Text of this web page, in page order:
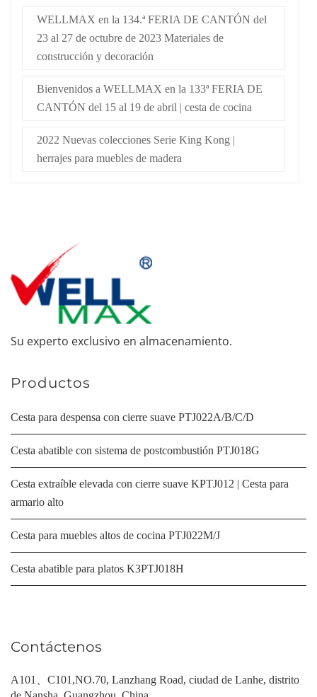
WELLMAX en la 134.ª FERIA DE CANTÓN del
23 al 27 de octubre de 2023 Materiales de
construcción y decoración
Bienvenidos a WELLMAX en la 133ª FERIA DE
CANTÓN del 15 al 19 de abril | cesta de cocina
2022 Nuevas colecciones Serie King Kong |
herrajes para muebles de madera
Su experto exclusivo en almacenamiento.
Productos
Cesta para despensa con cierre suave PTJ022A/B/C/D
Cesta abatible con sistema de postcombustión PTJ018G
Cesta extraíble elevada con cierre suave KPTJ012 | Cesta para
armario alto
Cesta para muebles altos de cocina PTJ022M/J
Cesta abatible para platos K3PTJ018H
Contáctenos
A101、C101,NO.70, Lanzhang Road, ciudad de Lanhe, distrito